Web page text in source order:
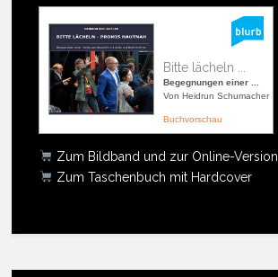
Bitte lächeln ...
Begegnungen einer ...
Von Heidrun Schumacher
Buchvorschau
Zum Bildband und zur Online-Version
Zum Taschenbuch mit Hardcover